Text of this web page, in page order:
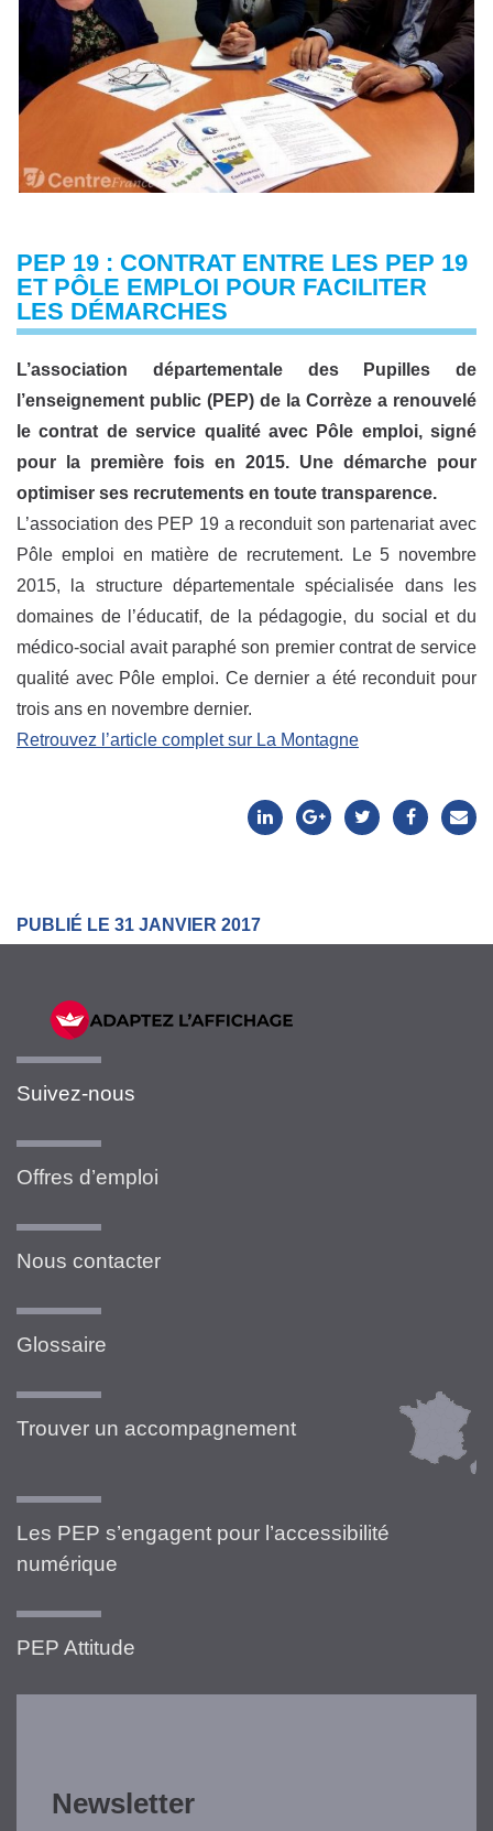
PEP 19 : CONTRAT ENTRE LES PEP 19
ET PÔLE EMPLOI POUR FACILITER
LES DÉMARCHES
L’association départementale des Pupilles de
l’enseignement public (PEP) de la Corrèze a renouvelé
le contrat de service qualité avec Pôle emploi, signé
pour la première fois en 2015. Une démarche pour
optimiser ses recrutements en toute transparence.
L’association des PEP 19 a reconduit son partenariat avec
Pôle emploi en matière de recrutement. Le 5 novembre
2015, la structure départementale spécialisée dans les
domaines de l’éducatif, de la pédagogie, du social et du
médico-social avait paraphé son premier contrat de service
qualité avec Pôle emploi. Ce dernier a été reconduit pour
trois ans en novembre dernier.
Retrouvez l’article complet sur La Montagne
PUBLIÉ LE 31 JANVIER 2017
Suivez-nous
Offres d’emploi
Nous contacter
Glossaire
Trouver un accompagnement
Les PEP s’engagent pour l’accessibilité
numérique
PEP Attitude
Newsletter